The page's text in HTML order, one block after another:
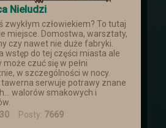
Nieludzi
zwykłym człowiekiem? To tutaj
miejsce. Domostwa, warsztaty,
czy nawet nie duże fabryki.
wstęp do tej części miasta ale
może czuć się w pełni
w szczególności w nocy.
serwuje potrawy znane
walorów smakowych i
30 Posty: 7669